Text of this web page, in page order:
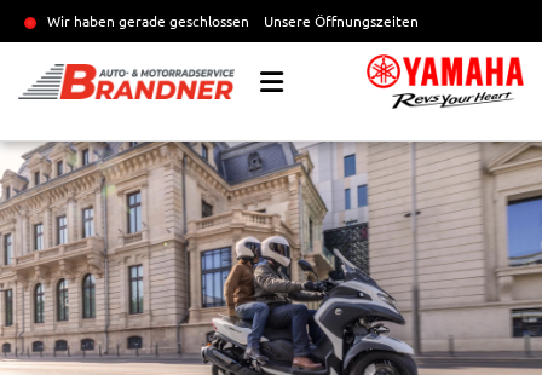
Wir haben gerade geschlossen Unsere Öffnungszeiten